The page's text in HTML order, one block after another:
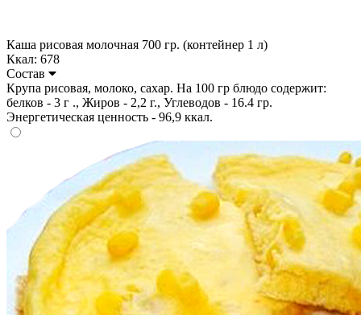
Каша рисовая молочная 700 гр. (контейнер 1 л)
Ккал: 678
Состав
Крупа рисовая, молоко, сахар. На 100 гр блюдо содержит:
белков - 3 г ., Жиров - 2,2 г., Углеводов - 16.4 гр.
Энергетическая ценность - 96,9 ккал.